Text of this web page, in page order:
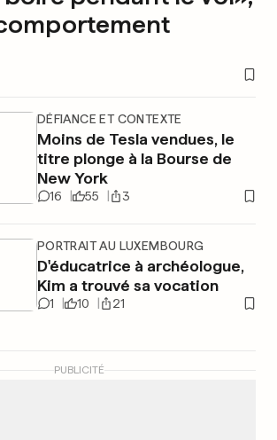
DÉFIANCE ET CONTEXTE
Moins de Tesla vendues, le
titre plonge à la Bourse de
New York
16 55 3
PORTRAIT AU LUXEMBOURG
D'éducatrice à archéologue,
Kim a trouvé sa vocation
1 10 21
PUBLICITÉ